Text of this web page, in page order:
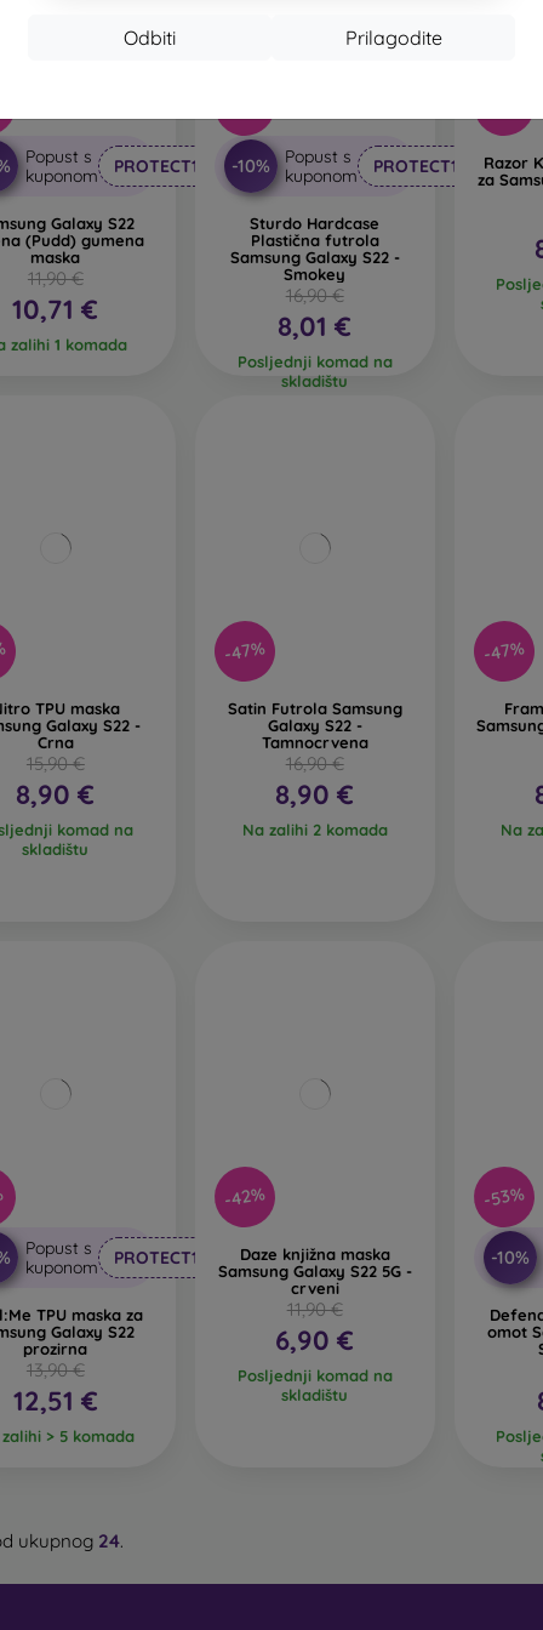
Prilagodite
Odbiti
Popust s
kuponom
PROTECT10
Galaxy S22
(Pudd) gumena
maska
11,90 €
10,71 €
zalihi 1 komada
-10%
Popust s
kuponom
PROTECT10
Sturdo Hardcase
Plastična futrola
Samsung Galaxy S22 -
Smokey
16,90 €
8,01 €
Posljednji komad na
skladištu
Razor
za
TPU maska
Galaxy S22 -
Crna
15,90 €
8,90 €
komad na
skladištu
-47%
Satin Futrola Samsung
Galaxy S22 -
Tamnocrvena
16,90 €
8,90 €
Na zalihi 2 komada
-47%
Na
Popust s
kuponom
PROTECT10
TPU maska za
Galaxy S22
prozirna
13,90 €
12,51 €
> 5 komada
-42%
Daze knjižna maska
Samsung Galaxy S22 5G -
crveni
11,90 €
6,90 €
Posljednji komad na
skladištu
-53%
-10%
omot
ukupnog 24.